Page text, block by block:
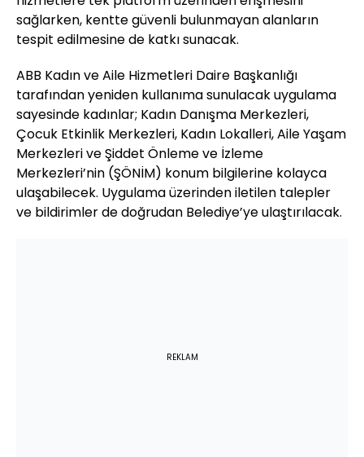
sağlarken, kentte güvenli bulunmayan alanların
tespit edilmesine de katkı sunacak.
ABB Kadın ve Aile Hizmetleri Daire Başkanlığı
tarafından yeniden kullanıma sunulacak uygulama
sayesinde kadınlar; Kadın Danışma Merkezleri,
Çocuk Etkinlik Merkezleri, Kadın Lokalleri, Aile Yaşam
Merkezleri ve Şiddet Önleme ve İzleme
Merkezleri’nin (ŞÖNİM) konum bilgilerine kolayca
ulaşabilecek. Uygulama üzerinden iletilen talepler
ve bildirimler de doğrudan Belediye’ye ulaştırılacak.
REKLAM